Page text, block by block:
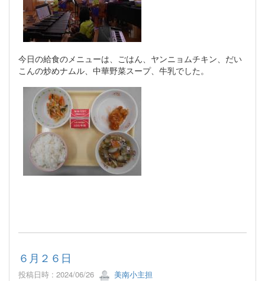
今日の給食のメニューは、ごはん、ヤンニョムチキン、だい
こんの炒めナムル、中華野菜スープ、牛乳でした。
６月２６日
投稿日時 : 2024/06/26 美南小主担